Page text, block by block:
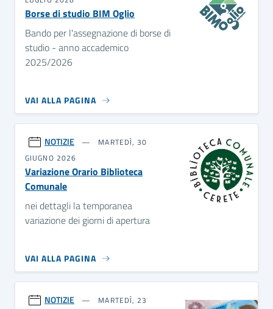
Borse di studio BIM Oglio
Bando per l'assegnazione di borse di
studio - anno accademico
2025/2026
VAI ALLA PAGINA
NOTIZIE
MARTEDÌ, 30
GIUGNO 2026
Variazione Orario Biblioteca
Comunale
nei dettagli la temporanea
variazione dei giorni di apertura
VAI ALLA PAGINA
NOTIZIE
MARTEDÌ, 23